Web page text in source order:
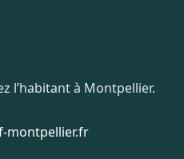
l’habitant à Montpellier.
montpellier.fr